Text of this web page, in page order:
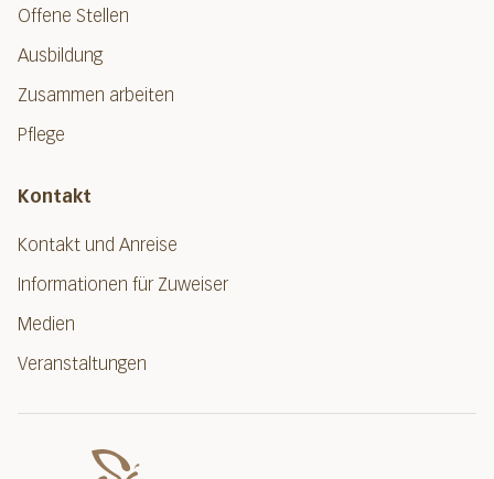
Offene Stellen
Ausbildung
Zusammen arbeiten
Pflege
Kontakt
Kontakt und Anreise
Informationen für Zuweiser
Medien
Veranstaltungen